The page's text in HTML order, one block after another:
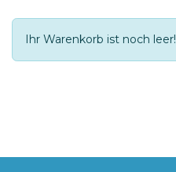
Ihr Warenkorb ist noch leer!